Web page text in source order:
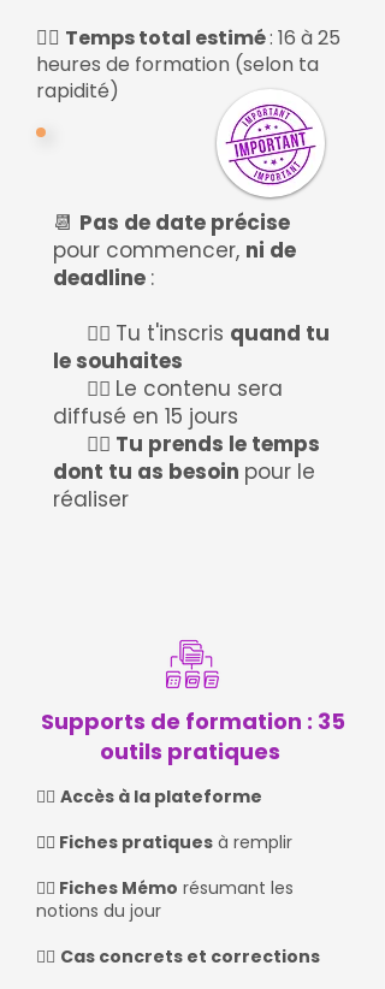
👉🏻 Temps total estimé: 16 à 25
heures de formation (selon ta
rapidité)
​📆 Pas de date précise
pour commencer, ni de
deadline :
👉🏻 Tu t'inscris quand tu
le souhaites
👉🏻 Le contenu sera
diffusé en 15 jours
👉🏻 Tu prends le temps
dont tu as besoin pour le
réaliser
Supports de formation : 35
outils pratiques
👉🏻 Accès à la plateforme
👉🏻 Fiches pratiques à remplir
👉🏻 Fiches Mémo résumant les
notions du jour ​
👉🏻 Cas concrets et corrections